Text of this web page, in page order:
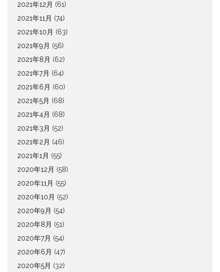
2021年12月 (61)
2021年11月 (74)
2021年10月 (63)
2021年9月 (56)
2021年8月 (62)
2021年7月 (64)
2021年6月 (60)
2021年5月 (68)
2021年4月 (68)
2021年3月 (52)
2021年2月 (46)
2021年1月 (55)
2020年12月 (58)
2020年11月 (55)
2020年10月 (52)
2020年9月 (54)
2020年8月 (51)
2020年7月 (54)
2020年6月 (47)
2020年5月 (32)